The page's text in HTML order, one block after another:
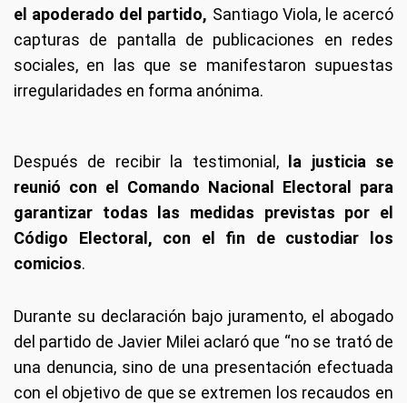
el apoderado del partido, Santiago Viola, le acercó
capturas de pantalla de publicaciones en redes
sociales, en las que se manifestaron supuestas
irregularidades en forma anónima.
Después de recibir la testimonial,
la justicia se
reunió con el Comando Nacional Electoral para
garantizar todas las medidas previstas por el
Código Electoral, con el fin de custodiar los
comicios.
Durante su declaración bajo juramento, el abogado
del partido de Javier Milei aclaró que “no se trató de
una denuncia, sino de una presentación efectuada
con el objetivo de que se extremen los recaudos en